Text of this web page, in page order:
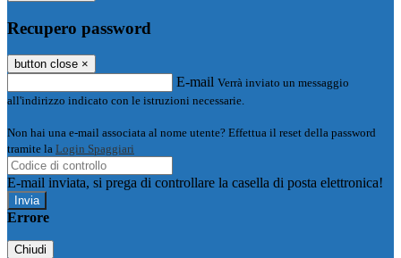
Recupero password
button close ×
E-mail Verrà inviato un messaggio
all'indirizzo indicato con le istruzioni necessarie.
Non hai una e-mail associata al nome utente? Effettua il reset della password
tramite la Login Spaggiari
E-mail inviata, si prega di controllare la casella di posta elettronica!
Errore
Chiudi